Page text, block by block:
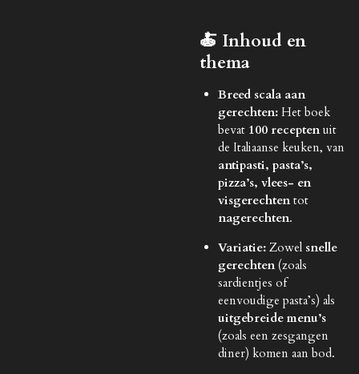
🍝 Inhoud en
thema
Breed scala aan
gerechten:Het boek
bevat 100 receptenuit
de Italiaanse keuken, van
antipasti, pasta’s,
pizza’s, vlees- en
visgerechtentot
nagerechten.
Variatie:Zowel snelle
gerechten(zoals
sardientjes of
eenvoudige pasta’s) als
uitgebreide menu’s
(zoals een zesgangen
diner) komen aan bod.